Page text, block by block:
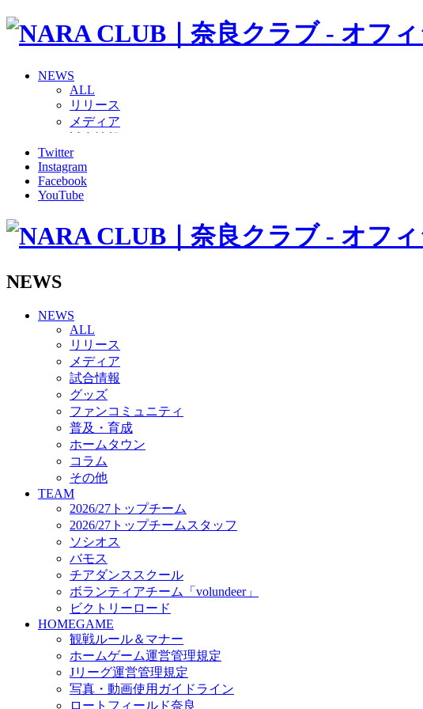
NEWS
ALL
リリース
メディア
グッズ
ファンコミュニティ
普及・育成
ホームタウン
その他
バモス
チアダンススクール
ボランティアチーム「volundeer」
ビクトリーロード
HOMEGAME
観戦ルール＆マナー
ホームゲーム運営管理規定
Jリーグ運営管理規定
写真・動画使用ガイドライン
ロートフィールド奈良
SCHEDULE
2026/27
練習見学時のファンサービスについて
TICKET
奈良クラブ明治安田J3リーグ2026/27シーズン試合観戦チケット
奈良クラブ明治安田Ｊ3リーグ 2026/27シーズン「鹿パス」
観戦ルール＆マナー
FANCOMMUNITY
2026/27ファンコミュニティ
サポートショップ
GOODS
オフィシャルストア（実店舗）
オンラインストア
ACADEMY
アカデミーについて
Twitter
Instagram
Facebook
YouTube
NEWS
NEWS
ALL
リリース
メディア
試合情報
グッズ
ファンコミュニティ
普及・育成
ホームタウン
コラム
その他
TEAM
2026/27トップチーム
2026/27トップチームスタッフ
ソシオス
バモス
チアダンススクール
ボランティアチーム「volundeer」
ビクトリーロード
HOMEGAME
観戦ルール＆マナー
ホームゲーム運営管理規定
Jリーグ運営管理規定
写真・動画使用ガイドライン
ロートフィールド奈良